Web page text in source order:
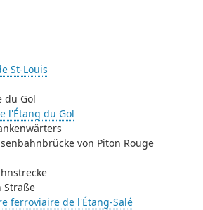
St-Louis
du Gol
l'Étang du Gol
von Piton Rouge
Straße
ferroviaire de l'Étang-Salé